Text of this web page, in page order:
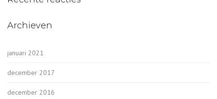
Archieven
januari 2021
december 2017
december 2016